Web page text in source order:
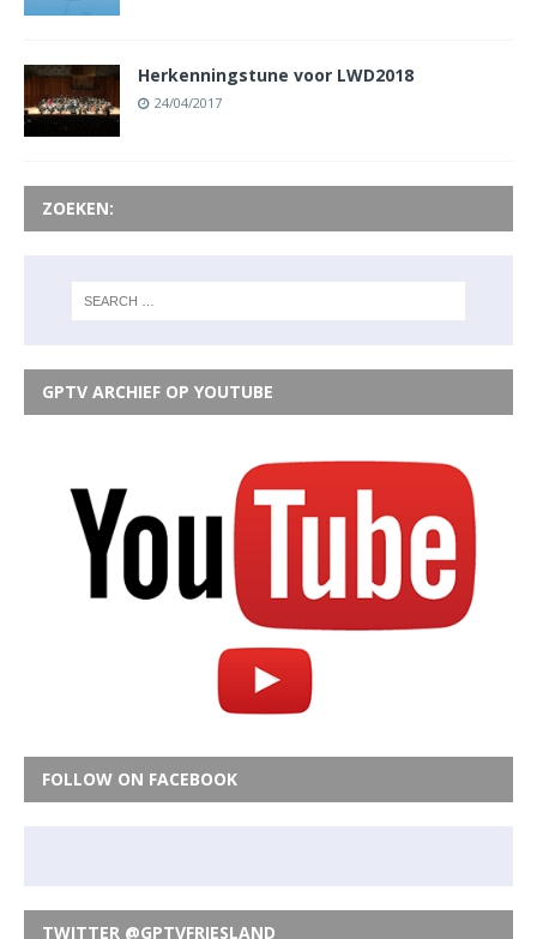
Herkenningstune voor LWD2018
24/04/2017
ZOEKEN:
GPTV ARCHIEF OP YOUTUBE
FOLLOW ON FACEBOOK
TWITTER @GPTVFRIESLAND